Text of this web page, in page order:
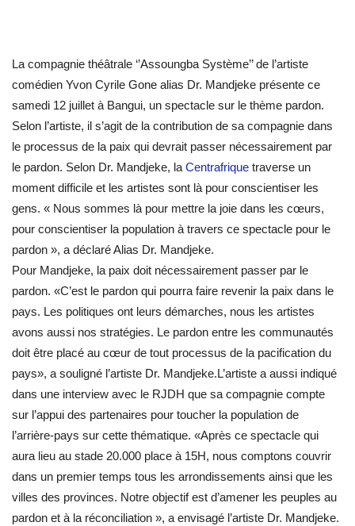
La compagnie théâtrale ‘’Assoungba Système’’ de l’artiste
comédien Yvon Cyrile Gone alias Dr. Mandjeke présente ce
samedi 12 juillet à Bangui, un spectacle sur le thème pardon.
Selon l’artiste, il s’agit de la contribution de sa compagnie dans
le processus de la paix qui devrait passer nécessairement par
le pardon. Selon Dr. Mandjeke, la Centrafrique traverse un
moment difficile et les artistes sont là pour conscientiser les
gens. « Nous sommes là pour mettre la joie dans les cœurs,
pour conscientiser la population à travers ce spectacle pour le
pardon », a déclaré Alias Dr. Mandjeke.
Pour Mandjeke, la paix doit nécessairement passer par le
pardon. «C’est le pardon qui pourra faire revenir la paix dans le
pays. Les politiques ont leurs démarches, nous les artistes
avons aussi nos stratégies. Le pardon entre les communautés
doit être placé au cœur de tout processus de la pacification du
pays», a souligné l’artiste Dr. Mandjeke.L’artiste a aussi indiqué
dans une interview avec le RJDH que sa compagnie compte
sur l’appui des partenaires pour toucher la population de
l’arrière-pays sur cette thématique. «Après ce spectacle qui
aura lieu au stade 20.000 place à 15H, nous comptons couvrir
dans un premier temps tous les arrondissements ainsi que les
villes des provinces. Notre objectif est d’amener les peuples au
pardon et à la réconciliation », a envisagé l’artiste Dr. Mandjeke.